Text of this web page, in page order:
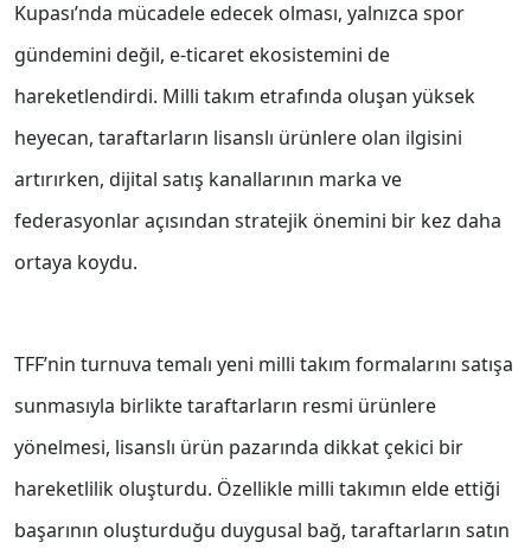
Kupası’nda mücadele edecek olması, yalnızca spor
gündemini değil, e-ticaret ekosistemini de
hareketlendirdi. Milli takım etrafında oluşan yüksek
heyecan, taraftarların lisanslı ürünlere olan ilgisini
artırırken, dijital satış kanallarının marka ve
federasyonlar açısından stratejik önemini bir kez daha
ortaya koydu.
TFF’nin turnuva temalı yeni milli takım formalarını satışa
sunmasıyla birlikte taraftarların resmi ürünlere
yönelmesi, lisanslı ürün pazarında dikkat çekici bir
hareketlilik oluşturdu. Özellikle milli takımın elde ettiği
başarının oluşturduğu duygusal bağ, taraftarların satın